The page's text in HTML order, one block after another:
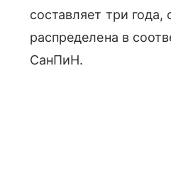
составляет три
распределена в
СанПиН.